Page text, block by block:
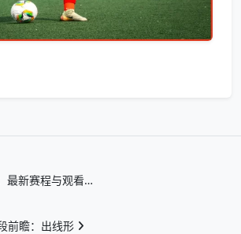
最新赛程与观看…
前瞻：出线形